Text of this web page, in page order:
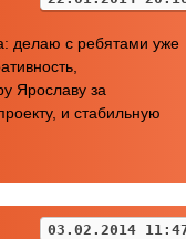
делаю с ребятами уже
Ярославу за
и стабильную
03.02.2014